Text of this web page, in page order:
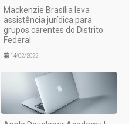
Mackenzie Brasília leva
assistência jurídica para
grupos carentes do Distrito
Federal
14/02/2022